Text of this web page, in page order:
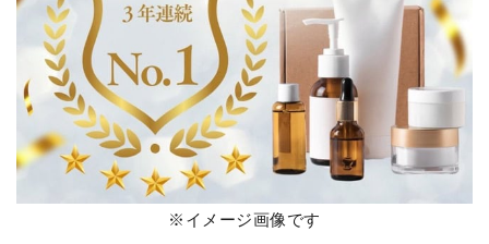
※イメージ画像です